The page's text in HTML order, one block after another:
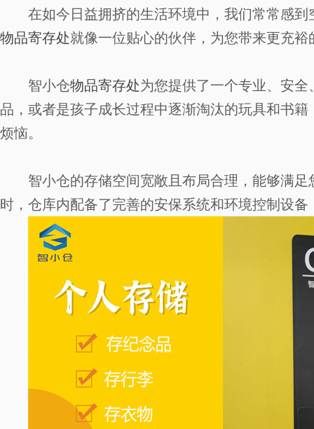
在如今日益拥挤的生活环境中，我们常常感
物品寄存处就像一位贴心的伙伴，为您带来更充裕
智小仓物品寄存处为您提供了一个专业、安
品，或者是孩子成长过程中逐渐淘汰的玩具和书
烦恼。
智小仓的存储空间宽敞且布局合理，能够满
时，仓库内配备了完善的安保系统和环境控制设